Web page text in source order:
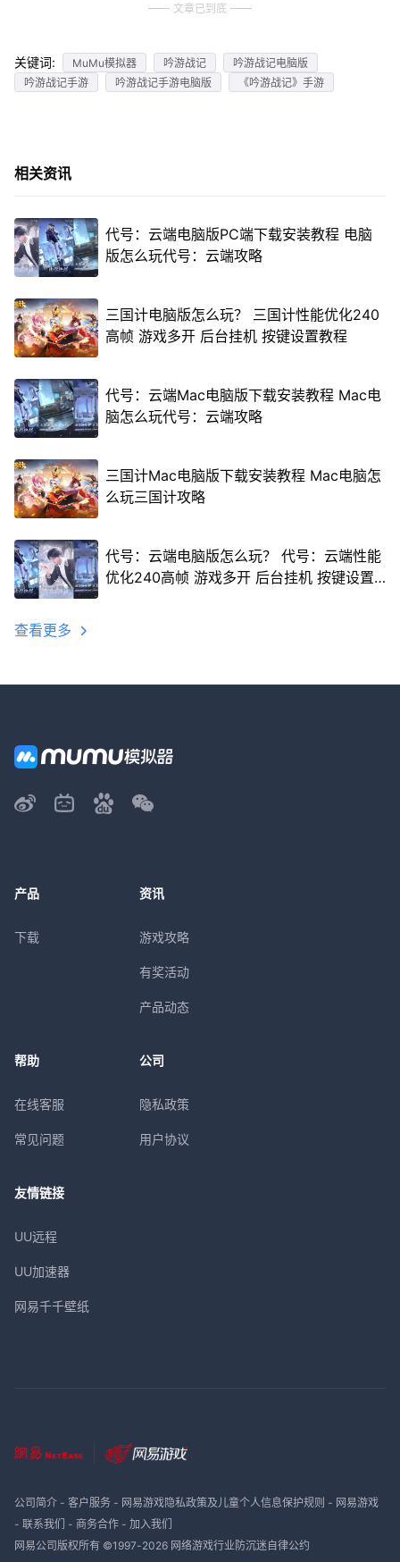
文章已到底
关键词: MuMu模拟器 吟游战记
吟游战记电脑版
吟游战记手游
吟游战记手游电脑版 《吟游战记》手游
相关资讯
代号：云端电脑版PC端下载安装教程 电脑
版怎么玩代号：云端攻略
三国计电脑版怎么玩？ 三国计性能优化240
高帧 游戏多开 后台挂机 按键设置教程
代号：云端Mac电脑版下载安装教程 Mac电
脑怎么玩代号：云端攻略
三国计Mac电脑版下载安装教程 Mac电脑怎
么玩三国计攻略
代号：云端电脑版怎么玩？ 代号：云端性能
优化240高帧 游戏多开 后台挂机 按键设置
查看更多
产品
下载
资讯
游戏攻略
有奖活动
产品动态
帮助
在线客服
常见问题
公司
隐私政策
用户协议
友情链接
UU远程
UU加速器
网易千千壁纸
公司简介- 客户服务- 网易游戏隐私政策及儿童个人信息保护规则 - 网易游戏
- 联系我们 - 商务合作- 加入我们
网易公司版权所有 ©1997-2026 网络游戏行业防沉迷自律公约